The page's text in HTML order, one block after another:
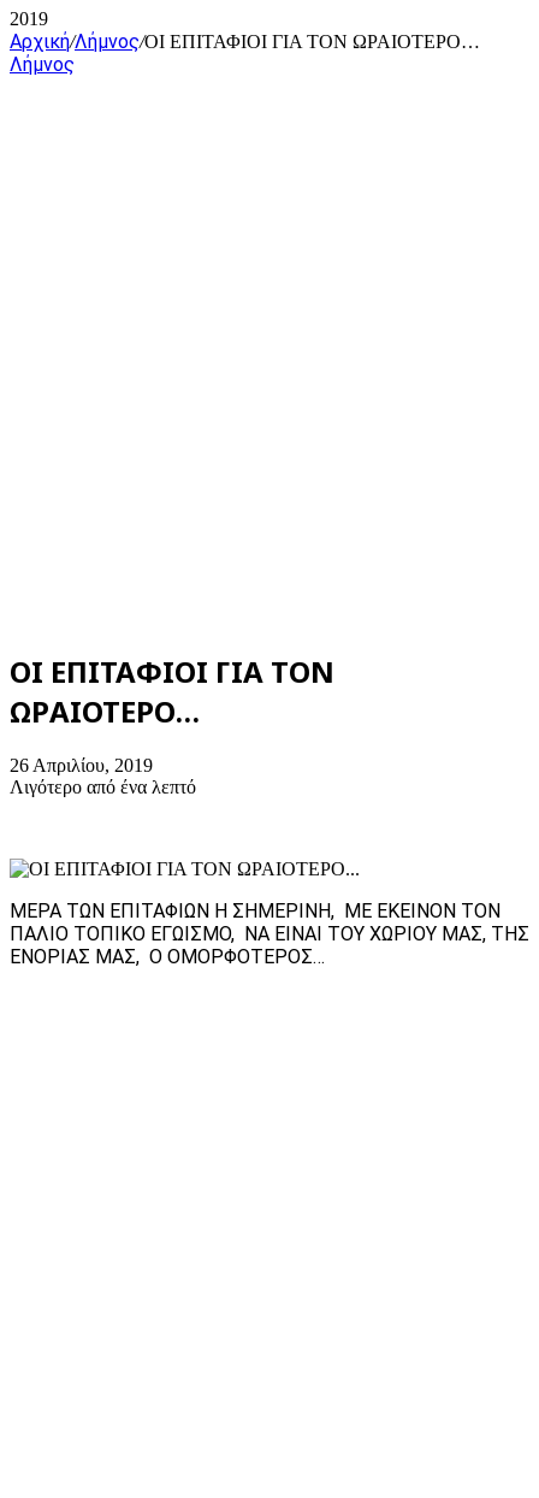
2019
Αρχική/Λήμνος/ΟΙ ΕΠΙΤΑΦΙΟΙ ΓΙΑ ΤΟΝ ΩΡΑΙΟΤΕΡΟ…
Λήμνος
ΟΙ ΕΠΙΤΑΦΙΟΙ ΓΙΑ ΤΟΝ
ΩΡΑΙΟΤΕΡΟ…
26 Απριλίου, 2019
Λιγότερο από ένα λεπτό
ΜΕΡΑ ΤΩΝ ΕΠΙΤΑΦΙΩΝ Η ΣΗΜΕΡΙΝΗ, ΜΕ ΕΚΕΙΝΟΝ ΤΟΝ
ΠΑΛΙΟ ΤΟΠΙΚΟ ΕΓΩΙΣΜΟ, ΝΑ ΕΙΝΑΙ ΤΟΥ ΧΩΡΙΟΥ ΜΑΣ, ΤΗΣ
ΕΝΟΡΙΑΣ ΜΑΣ, Ο ΟΜΟΡΦΟΤΕΡΟΣ…